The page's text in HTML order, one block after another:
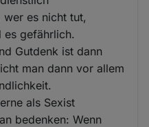
es nicht tut,
es gefährlich.
Gutdenk ist dann
man dann vor allem
als Sexist
bedenken: Wenn